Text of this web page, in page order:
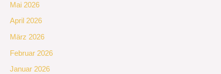
Mai 2026
April 2026
März 2026
Februar 2026
Januar 2026